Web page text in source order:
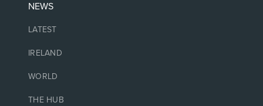
NEWS
LATEST
IRELAND
WORLD
THE HUB